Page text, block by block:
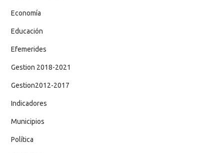
Economía
Educación
Efemerides
Gestion 2018-2021
Gestion2012-2017
Indicadores
Municipios
Política